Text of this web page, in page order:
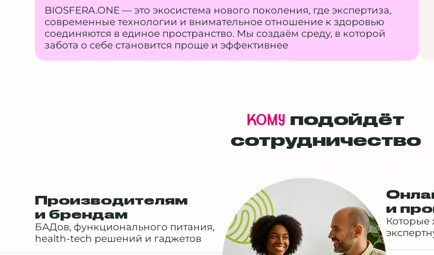
BIOSFERA.ONE — это экосистема нового поколения, где экспертиза,
современные технологии и внимательное отношение к здоровью
соединяются в единое пространство. Мы создаём среду, в которой
забота о себе становится проще и эффективнее
кому подойдёт
сотрудничество
Производителям
и брендам
БАДов, функционального питания,
health-tech решений и гаджетов
и
Которые